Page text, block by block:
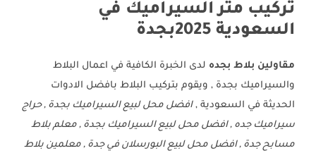
تركيب متر السيراميك في
السعودية 2025بجدة
مقاولين بلاط بجده لدى الخبرة الكافية في اعمال البلاط
والسيراميك بجدة , ويقوم بتركيب البلاط بافضل الادوات
الحديثة في السعودية ,افضل محل لبيع السيراميك بجدة , حراج
سيراميك جده , افضل محل لبيع السيراميك بجدة , معلم بلاط
مسابح جدة , افضل محل لبيع البورسلان في جدة , معلمين بلاط